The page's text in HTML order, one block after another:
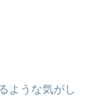
ような気がし